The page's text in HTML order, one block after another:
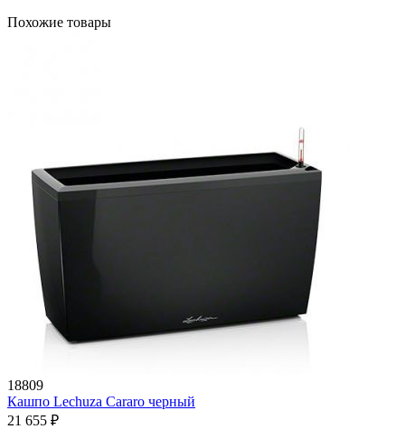
Похожие товары
18809
Кашпо Lechuza Cararo черный
21 655 ₽